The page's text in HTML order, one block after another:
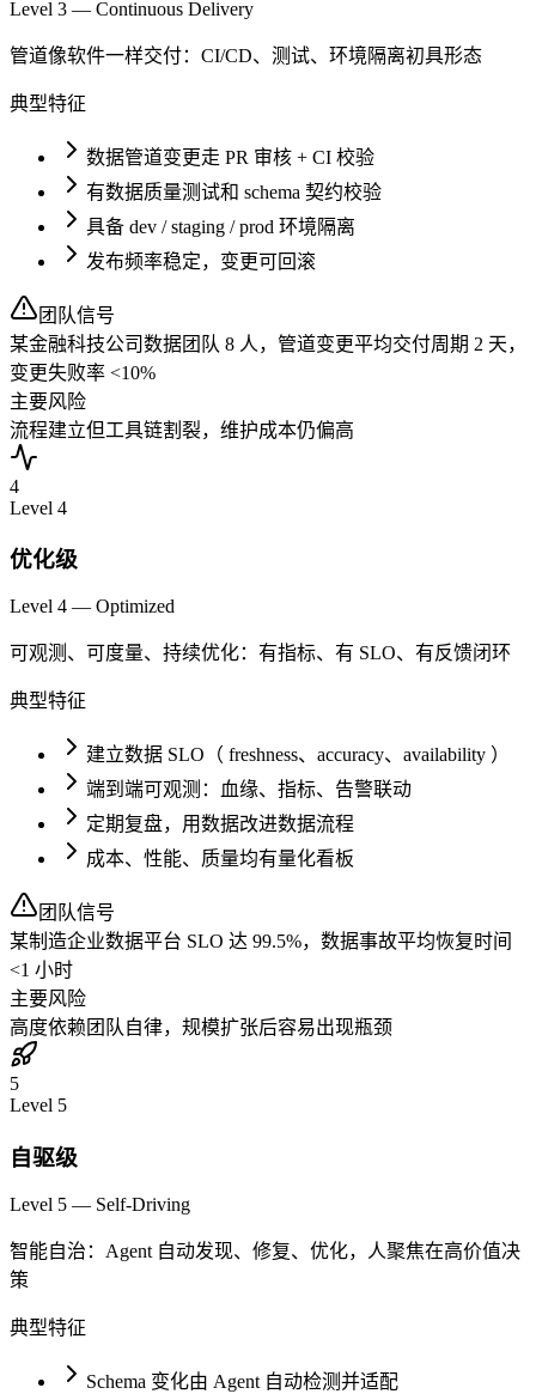
Level 3 — Continuous Delivery
管道像软件一样交付：CI/CD、测试、环境隔离初具形态
典型特征
数据管道变更走 PR 审核 + CI 校验
有数据质量测试和 schema 契约校验
具备 dev / staging / prod 环境隔离
发布频率稳定，变更可回滚
团队信号
某金融科技公司数据团队 8 人，管道变更平均交付周期 2 天，
变更失败率 <10%
主要风险
流程建立但工具链割裂，维护成本仍偏高
4
Level 4
优化级
Level 4 — Optimized
可观测、可度量、持续优化：有指标、有 SLO、有反馈闭环
典型特征
建立数据 SLO（ freshness、accuracy、availability ）
端到端可观测：血缘、指标、告警联动
定期复盘，用数据改进数据流程
成本、性能、质量均有量化看板
团队信号
某制造企业数据平台 SLO 达 99.5%，数据事故平均恢复时间
<1 小时
主要风险
高度依赖团队自律，规模扩张后容易出现瓶颈
5
Level 5
自驱级
Level 5 — Self-Driving
智能自治：Agent 自动发现、修复、优化，人聚焦在高价值决
策
典型特征
Schema 变化由 Agent 自动检测并适配